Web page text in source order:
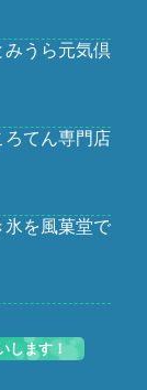
みうら元気倶
ろてん専門店
氷を風菓堂で
します！